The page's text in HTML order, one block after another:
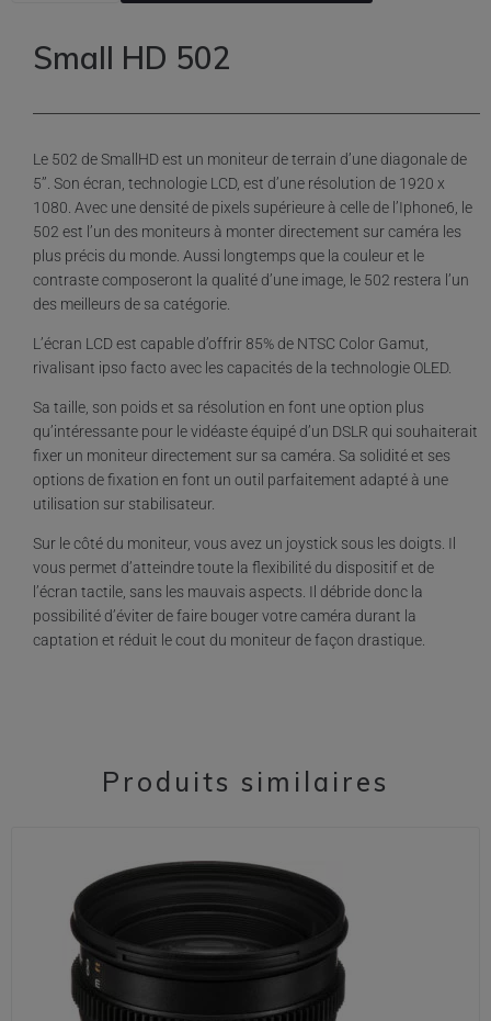
Small HD 502
Le 502 de SmallHD est un moniteur de terrain d’une diagonale de
5’’. Son écran, technologie LCD, est d’une résolution de 1920 x
1080. Avec une densité de pixels supérieure à celle de l’Iphone6, le
502 est l’un des moniteurs à monter directement sur caméra les
plus précis du monde. Aussi longtemps que la couleur et le
contraste composeront la qualité d’une image, le 502 restera l’un
des meilleurs de sa catégorie.
L’écran LCD est capable d’offrir 85% de NTSC Color Gamut,
rivalisant ipso facto avec les capacités de la technologie OLED.
Sa taille, son poids et sa résolution en font une option plus
qu’intéressante pour le vidéaste équipé d’un DSLR qui souhaiterait
fixer un moniteur directement sur sa caméra. Sa solidité et ses
options de fixation en font un outil parfaitement adapté à une
utilisation sur stabilisateur.
Sur le côté du moniteur, vous avez un joystick sous les doigts. Il
vous permet d’atteindre toute la flexibilité du dispositif et de
l’écran tactile, sans les mauvais aspects. Il débride donc la
possibilité d’éviter de faire bouger votre caméra durant la
captation et réduit le cout du moniteur de façon drastique.
Produits similaires